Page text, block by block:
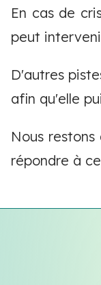
En cas de
peut
D'autres
afin qu'elle
Nous
répondre à